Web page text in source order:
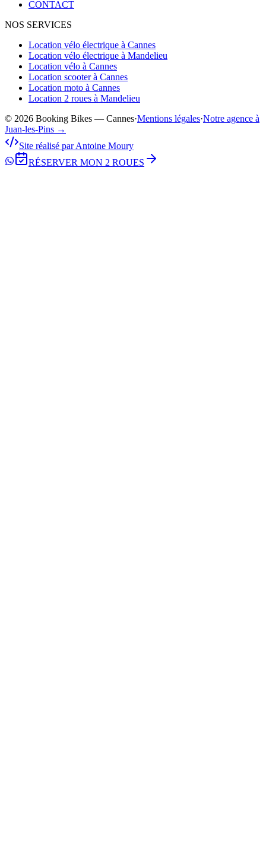
CONTACT
NOS SERVICES
Location vélo électrique à Cannes
Location vélo électrique à Mandelieu
Location vélo à Cannes
Location scooter à Cannes
Location moto à Cannes
Location 2 roues à Mandelieu
© 2026 Booking Bikes — Cannes·Mentions légales·Notre agence à
Juan-les-Pins →
Site réalisé par Antoine Moury
RÉSERVER MON 2 ROUES